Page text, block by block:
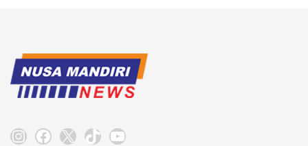
Instagram
Facebook
X TikTokYouTube